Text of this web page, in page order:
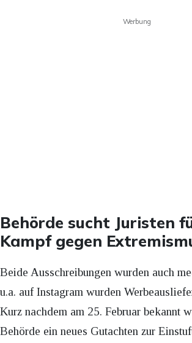
Werbung
Behörde sucht Juristen
Kampf gegen
Beide Ausschreibungen wurden auch
u.a. auf Instagram wurden
Kurz nachdem am 25. Februar bekannt
Behörde ein neues Gutachten zur